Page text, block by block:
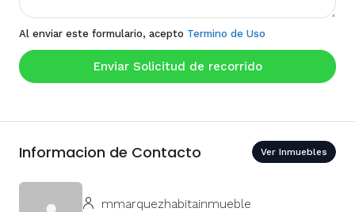
Al enviar este formulario, acepto Termino de Uso
Enviar Solicitud de recorrido
Informacion de Contacto Ver Inmuebles
mmarquezhabitainmueble